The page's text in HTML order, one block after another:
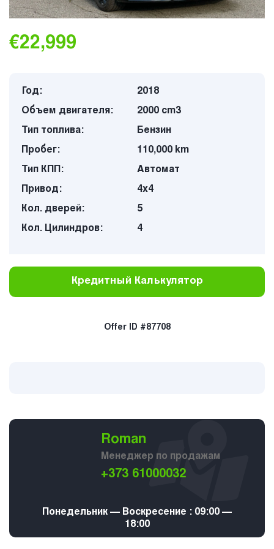
€22,999
Год:
2018
Объем двигателя:
2000 cm3
Тип топлива:
Бензин
Пробег:
110,000 km
Тип КПП:
Автомат
Привод:
4х4
Кол. дверей:
5
Кол. Цилиндров:
4
Кредитный Калькулятор
Offer ID #87708
Roman
Менеджер по продажам
+373 61000032
Понедельник — Воскресение : 09:00 —
18:00